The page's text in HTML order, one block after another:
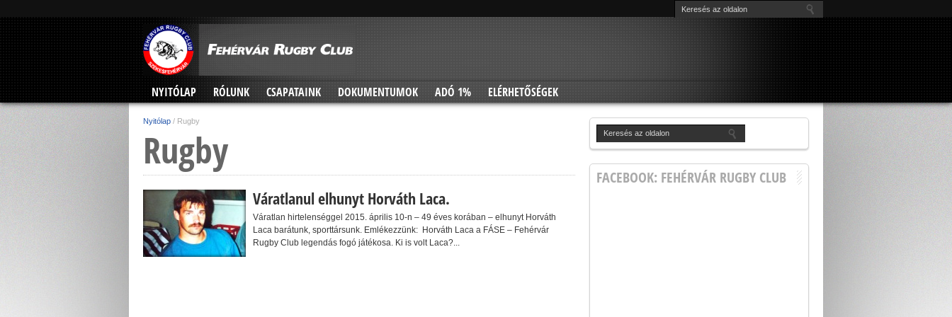
NYITÓLAP RÓLUNK CSAPATAINK DOKUMENTUMOK ADÓ 1% ELÉRHETŐSÉGEK
Nyitólap / Rugby
Rugby
Váratlanul elhunyt Horváth Laca.
Váratlan hirtelenséggel 2015. április 10-n – 49 éves korában – elhunyt Horváth
Laca barátunk, sporttársunk. Emlékezzünk: Horváth Laca a FÁSE – Fehérvár
Rugby Club legendás fogó játékosa. Ki is volt Laca?...
FACEBOOK: FEHÉRVÁR RUGBY CLUB